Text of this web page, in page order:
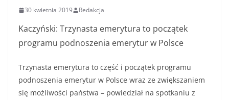
30 kwietnia 2019 Redakcja
Kaczyński: Trzynasta emerytura to początek
programu podnoszenia emerytur w Polsce
Trzynasta emerytura to część i początek programu
podnoszenia emerytur w Polsce wraz ze zwiększaniem
się możliwości państwa – powiedział na spotkaniu z